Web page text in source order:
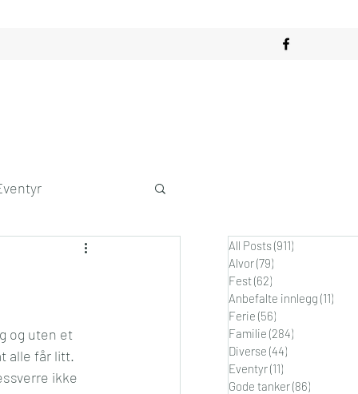
Orden
og uten et
alle får litt.
ikke
All Posts(911)
Alvor(79)
Fest(62)
Anbefalte innlegg (11)
Ferie (56)
Familie (284)
Diverse (44)
Eventyr(11)
Gode tanker(86)